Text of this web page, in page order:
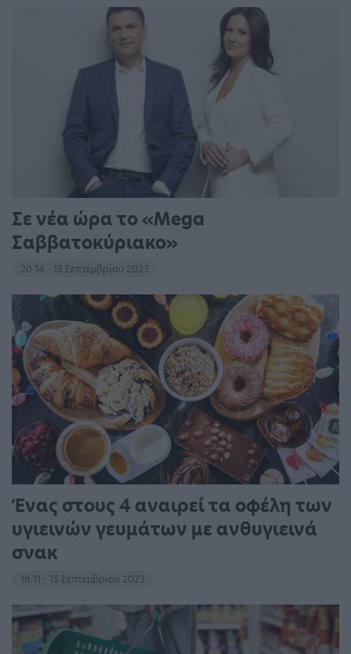
Σε νέα ώρα το «Mega
Σαββατοκύριακο»
20:14 - 15 Σεπτεμβρίου 2023
Ένας στους 4 αναιρεί τα οφέλη των
υγιεινών γευμάτων με ανθυγιεινά
σνακ
18:11 - 15 Σεπτεμβρίου 2023